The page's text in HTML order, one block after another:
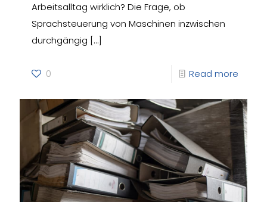
Arbeitsalltag wirklich? Die Frage, ob
Sprachsteuerung von Maschinen inzwischen
durchgängig […]
0 Read more